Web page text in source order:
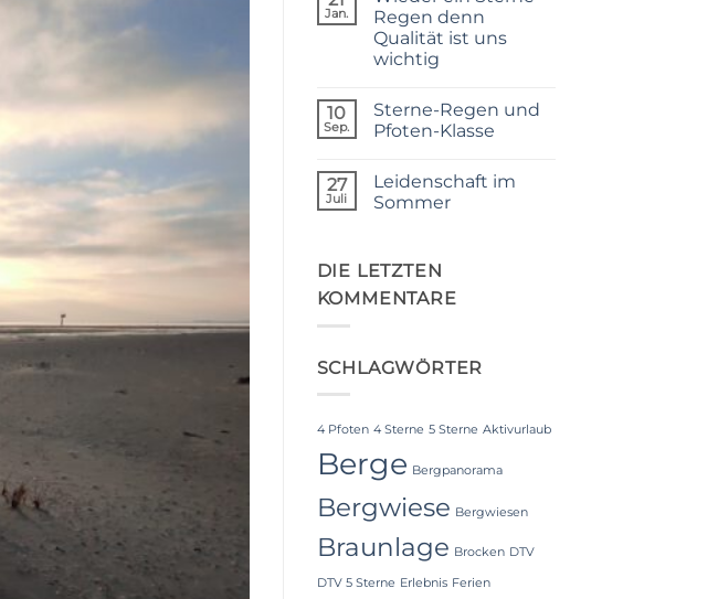
Jan.
Regen denn
Qualität ist uns
wichtig
zu
Wieder
ein
denn
Qualität
ist
10
Sep.
Sterne-Regen und
Pfoten-Klasse
zu
Sterne-
Regen
27
Juli
Leidenschaft im
Sommer
Leidenschaft
im
Sommer
DIE LETZTEN
KOMMENTARE
SCHLAGWÖRTER
4 Pfoten 4 Sterne 5 Sterne Aktivurlaub
Berge Bergpanorama
Bergwiese Bergwiesen
Braunlage Brocken DTV
DTV 5 Sterne Erlebnis Ferien